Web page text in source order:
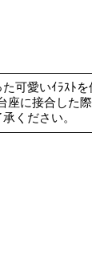
可愛いｲﾗｽﾄを
座に接合した
ください。